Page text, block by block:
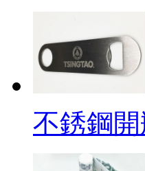
不銹鋼